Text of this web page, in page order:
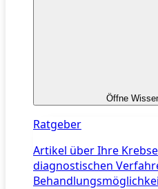
Öffne
Ratgeber
Artikel über Ihre
diagnostischen